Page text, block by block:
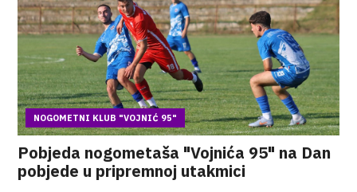
NOGOMETNI KLUB "VOJNIĆ 95"
Pobjeda nogometaša "Vojnića 95" na Dan
pobjede u pripremnoj utakmici